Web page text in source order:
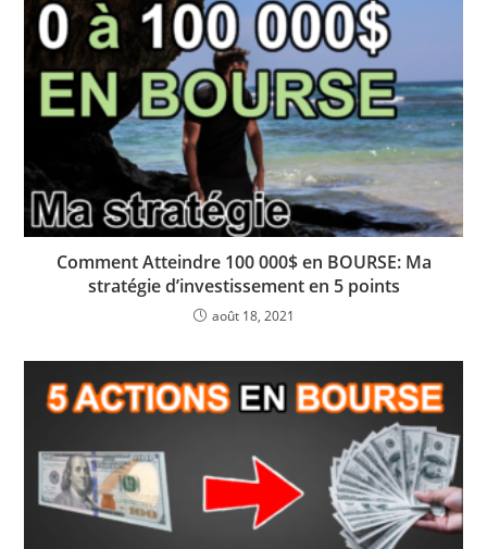
Comment Atteindre 100 000$ en BOURSE: Ma
stratégie d’investissement en 5 points
août 18, 2021